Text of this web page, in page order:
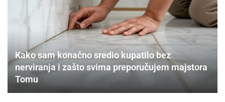
Kako sam konačno sredio kupatilo bez
nerviranja i zašto svima preporučujem majstora
Tomu